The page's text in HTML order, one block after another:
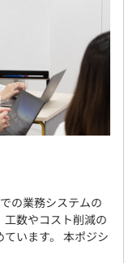
の業務システムの
工数やコスト削減の
います。 本ポジシ